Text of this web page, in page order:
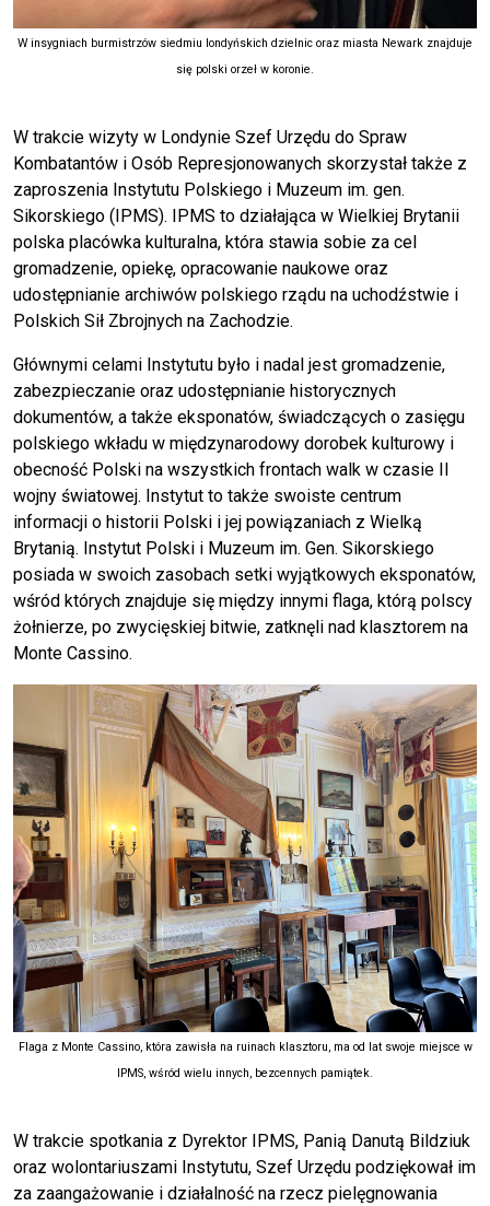
W insygniach burmistrzów siedmiu londyńskich dzielnic oraz miasta Newark znajduje
się polski orzeł w koronie.
W trakcie wizyty w Londynie Szef Urzędu do Spraw
Kombatantów i Osób Represjonowanych skorzystał także z
zaproszenia Instytutu Polskiego i Muzeum im. gen.
Sikorskiego (IPMS). IPMS to działająca w Wielkiej Brytanii
polska placówka kulturalna, która stawia sobie za cel
gromadzenie, opiekę, opracowanie naukowe oraz
udostępnianie archiwów polskiego rządu na uchodźstwie i
Polskich Sił Zbrojnych na Zachodzie.
Głównymi celami Instytutu było i nadal jest gromadzenie,
zabezpieczanie oraz udostępnianie historycznych
dokumentów, a także eksponatów, świadczących o zasięgu
polskiego wkładu w międzynarodowy dorobek kulturowy i
obecność Polski na wszystkich frontach walk w czasie II
wojny światowej. Instytut to także swoiste centrum
informacji o historii Polski i jej powiązaniach z Wielką
Brytanią. Instytut Polski i Muzeum im. Gen. Sikorskiego
posiada w swoich zasobach setki wyjątkowych eksponatów,
wśród których znajduje się między innymi flaga, którą polscy
żołnierze, po zwycięskiej bitwie, zatknęli nad klasztorem na
Monte Cassino.
Flaga z Monte Cassino, która zawisła na ruinach klasztoru, ma od lat swoje miejsce w
IPMS, wśród wielu innych, bezcennych pamiątek.
W trakcie spotkania z Dyrektor IPMS, Panią Danutą Bildziuk
oraz wolontariuszami Instytutu, Szef Urzędu podziękował im
za zaangażowanie i działalność na rzecz pielęgnowania